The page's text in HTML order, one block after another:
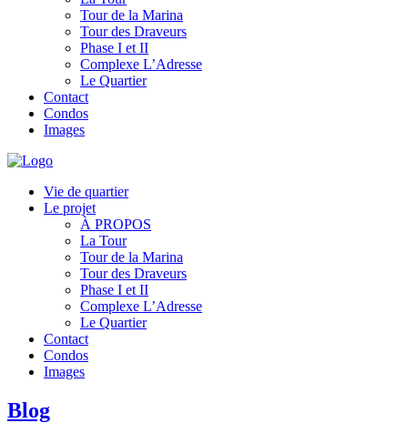
Tour de la Marina
Tour des Draveurs
Phase I et II
Complexe L’Adresse
Le Quartier
Contact
Condos
Images
Vie de quartier
Le projet
À PROPOS
La Tour
Tour de la Marina
Tour des Draveurs
Phase I et II
Complexe L’Adresse
Le Quartier
Contact
Condos
Images
Blog